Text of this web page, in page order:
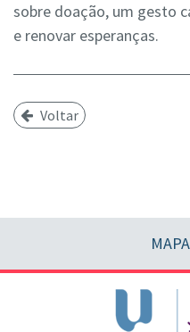
sobre doação, um gesto
e renovar esperanças.
Voltar